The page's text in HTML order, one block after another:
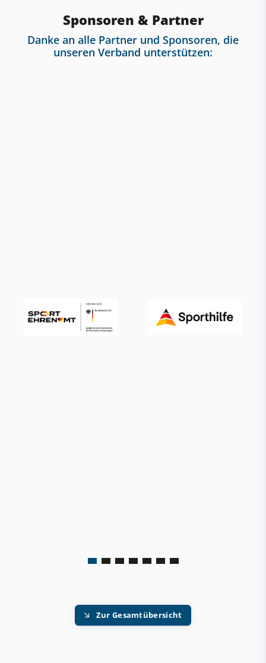
Sponsoren & Partner
Danke an alle Partner und Sponsoren, die
unseren Verband unterstützen:
Zur Gesamtübersicht